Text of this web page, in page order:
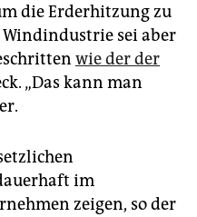
die Erderhitzung zu
sei aber
wie der der
„Das kann man
im
zeigen, so der